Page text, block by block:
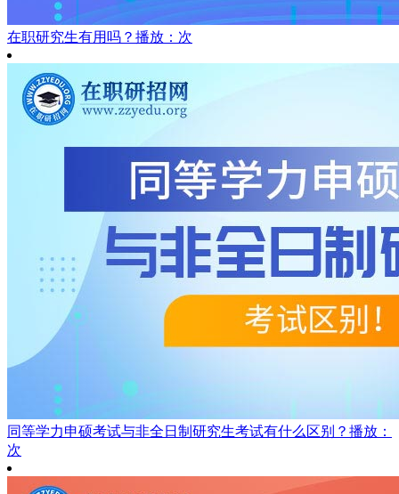
在职研究生有用吗？ 播放：次
同等学力申硕考试与非全日制研究生考试有什么区别？ 播放：
次